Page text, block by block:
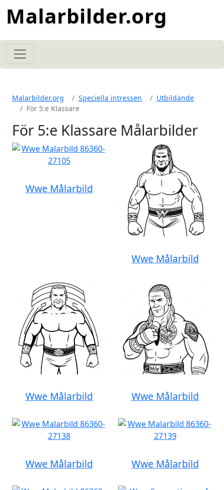
Malarbilder.org
Malarbilder.org Speciella intressen
Utbildande
För 5:e Klassare
För 5:e Klassare Målarbilder
Wwe Målarbild
Wwe Målarbild
Wwe Målarbild Wwe Målarbild
Wwe Målarbild Wwe Målarbild